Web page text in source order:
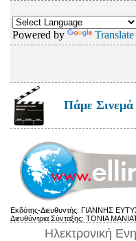
Powered by Translate
Πάμε Σινεμά
Εκδότης-Διευθυντής: ΓΙΑΝΝΗΣ
Διευθύντρια Σύνταξης: ΤΟΝΙΑ
Ηλεκτρονική